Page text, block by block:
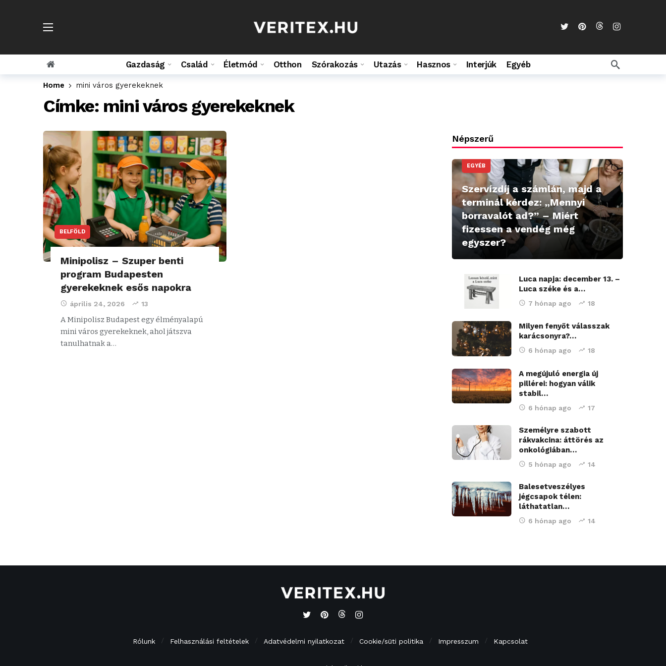
Gazdaság Család Életmód Otthon Szórakozás Utazás Hasznos Interjúk Egyéb
Home mini város gyerekeknek
Címke: mini város gyerekeknek
BELFÖLD
Minipolisz – Szuper benti
program Budapesten
gyerekeknek esős napokra
április 24, 2026 13
A Minipolisz Budapest egy élményalapú
mini város gyerekeknek, ahol játszva
tanulhatnak a…
Népszerű
EGYÉB
Szervízdíj a számlán, majd a
terminál kérdez: „Mennyi
borravalót ad?” – Miért
fizessen a vendég még
egyszer?
Luca napja: december 13. –
Luca széke és a…
7 hónap ago 18
Milyen fenyőt válasszak
karácsonyra?…
6 hónap ago 18
A megújuló energia új
pillérei: hogyan válik
stabil…
6 hónap ago 17
Személyre szabott
rákvakcina: áttörés az
onkológiában…
5 hónap ago 14
Balesetveszélyes
jégcsapok télen:
láthatatlan…
6 hónap ago 14
Rólunk Felhasználási feltételek Adatvédelmi nyilatkozat Cookie/süti politika Impresszum Kapcsolat